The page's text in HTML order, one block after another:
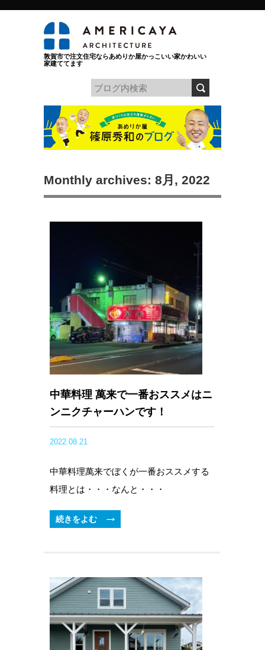
敦賀市で注文住宅ならあめりか屋かっこいい家かわいい
家建ててます
Monthly archives: 8月, 2022
中華料理 萬来で一番おススメはニ
ンニクチャーハンです！
2022.08.21
中華料理萬来でぼくが一番おススメする
料理とは・・・なんと・・・
続きをよむ